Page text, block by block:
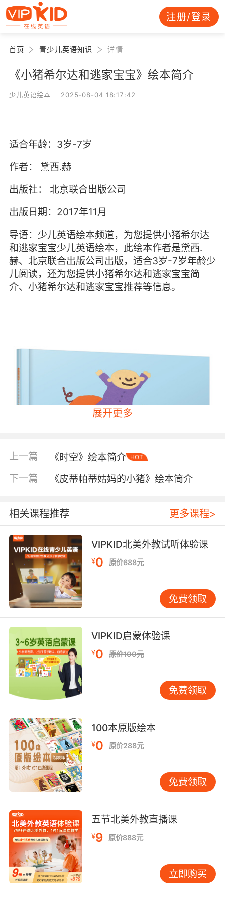
注册/登录
首页 青少儿英语知识 详情
《小猪希尔达和逃家宝宝》绘本简介
少儿英语绘本 2025-08-04 18:17:42
适合年龄：3岁-7岁
作者：
黛西.赫
出版社：
北京联合出版公司
出版日期：2017年11月
导语：少儿英语绘本频道，为您提供小猪希尔达
和逃家宝宝少儿英语绘本，此绘本作者是黛西.
赫、北京联合出版公司出版，适合3岁-7岁年龄少
儿阅读，还为您提供小猪希尔达和逃家宝宝简
介、小猪希尔达和逃家宝宝推荐等信息。
内容简介
这是我社出版的启发精选世界优秀畅销绘本系
列，适合3岁以上的儿童阅读。小猪希尔达在山脚
下过着安静的生活，她想待在那儿，就待在哪
儿。山顶上住着一个宝宝，这个被叫作“逃家宝
宝”的淘气包从来不待在人们希望他出现的地方。
当“逃家宝宝”又一次离开家的时候，他碰到了小
猪希尔达。希尔达会怎么做呢？逃家宝宝能否平
安到家呢？每翻一页，本书都会给我们带来满满
的爱和意想不到的惊喜。
编辑推荐：
本书通过描写小猪希尔达送逃家宝宝回家的故事
传达出真心地关爱他人不仅会获得友谊更会将爱
传递下去的思想。
作者运用诗意盎然的语言和色彩鲜艳造型独特的
形象充分地表达了爱的传递这个主题思想。在送
宝宝回家的过程里，小猪希尔达突破了自己一成
不变的生活，同时宝宝也获得了新的友谊。作者
将这两个性格迥异的形象成功地组合在一起，为
大家讲述了一个充满爱意的故事。
展开更多
上一篇 《时空》绘本简介 HOT
下一篇 《皮蒂帕蒂姑妈的小猪》绘本简介
相关课程推荐 更多课程>
VIPKID北美外教试听体验课
¥0 原价688元
免费领取
VIPKID启蒙体验课
¥0 原价100元
免费领取
100本原版绘本
¥0 原价288元
免费领取
五节北美外教直播课
¥9 原价888元
立即购买